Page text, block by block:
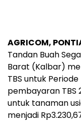
AGRICOM,
Tandan Buah
Barat (Kalbar)
TBS untuk
pembayaran TBS
untuk tanaman
menjadi